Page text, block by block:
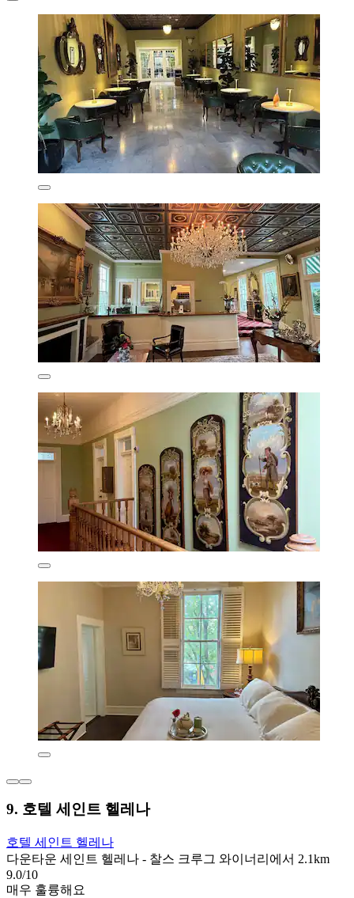
9. 호텔 세인트 헬레나
호텔 세인트 헬레나
다운타운 세인트 헬레나 - 찰스 크루그 와이너리에서 2.1km
9.0/10
매우 훌륭해요